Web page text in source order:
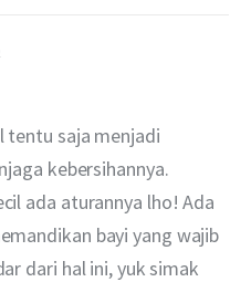
tentu saja menjadi
kebersihannya.
ada aturannya lho! Ada
bayi yang wajib
dari hal ini, yuk simak